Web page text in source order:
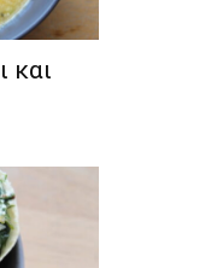
και